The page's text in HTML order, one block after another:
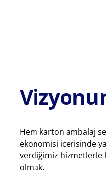
Hem karton ambalaj
ekonomisi içerisinde
verdiğimiz hizmetlerle
olmak.